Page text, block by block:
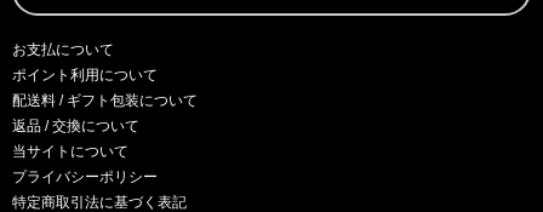
お支払について
ポイント利用について
配送料 / ギフト包装について
返品 / 交換について
当サイトについて
プライバシーポリシー
特定商取引法に基づく表記